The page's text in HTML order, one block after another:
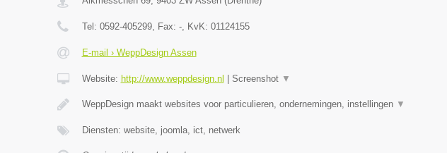
Tel: 0592-405299, Fax: -, KvK: 01124155
E-mail › WeppDesign Assen
Website: http://www.weppdesign.nl Screenshot ▼
WeppDesign maakt websites voor particulieren, ondernemingen, instellingen ▼
Diensten: website, joomla, ict, netwerk